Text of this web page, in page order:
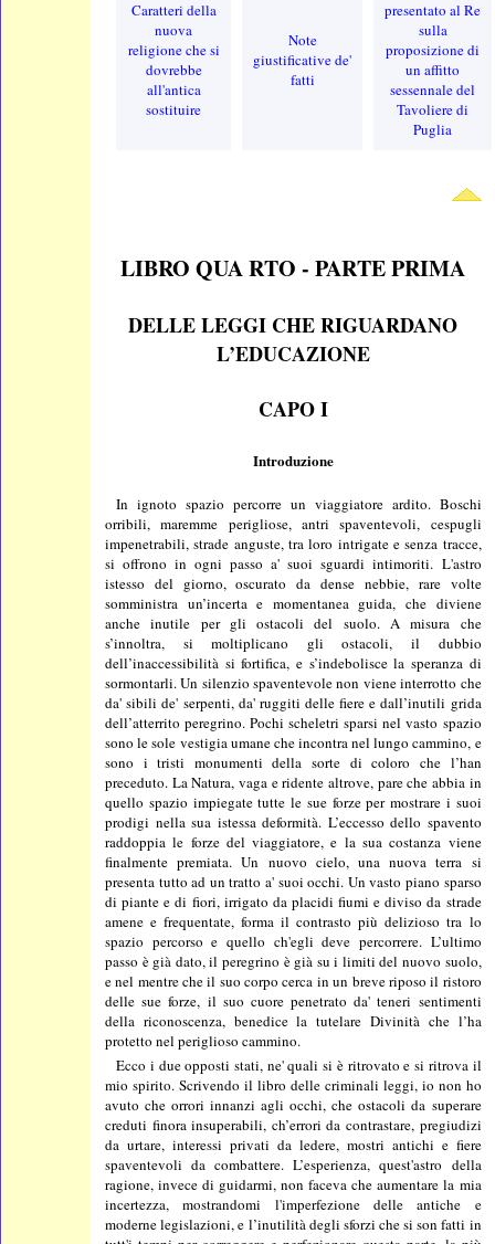
Caratteri della
nuova
religione che si
dovrebbe
all'antica
sostituire
Note
giustificative de'
fatti
presentato al Re
sulla
proposizione di
un affitto
sessennale del
Tavoliere di
Puglia
LIBRO QUA RTO - PARTE PRIMA
DELLE LEGGI CHE RIGUARDANO
L’EDUCAZIONE
CAPO I
Introduzione
In ignoto spazio percorre un viaggiatore ardito. Boschi
orribili, maremme perigliose, antri spaventevoli, cespugli
impenetrabili, strade anguste, tra loro intrigate e senza tracce,
si offrono in ogni passo a' suoi sguardi intimoriti. L'astro
istesso del giorno, oscurato da dense nebbie, rare volte
somministra un’incerta e momentanea guida, che diviene
anche inutile per gli ostacoli del suolo. A misura che
s’innoltra, si moltiplicano gli ostacoli, il dubbio
dell’inaccessibilità si fortifica, e s’indebolisce la speranza di
sormontarli. Un silenzio spaventevole non viene interrotto che
da' sibili de' serpenti, da' ruggiti delle fiere e dall’inutili grida
dell’atterrito peregrino. Pochi scheletri sparsi nel vasto spazio
sono le sole vestigia umane che incontra nel lungo cammino, e
sono i tristi monumenti della sorte di coloro che l’han
preceduto. La Natura, vaga e ridente altrove, pare che abbia in
quello spazio impiegate tutte le sue forze per mostrare i suoi
prodigi nella sua istessa deformità. L’eccesso dello spavento
raddoppia le forze del viaggiatore, e la sua costanza viene
finalmente premiata. Un nuovo cielo, una nuova terra si
presenta tutto ad un tratto a' suoi occhi. Un vasto piano sparso
di piante e di fiori, irrigato da placidi fiumi e diviso da strade
amene e frequentate, forma il contrasto più delizioso tra lo
spazio percorso e quello ch'egli deve percorrere. L’ultimo
passo è già dato, il peregrino è già su i limiti del nuovo suolo,
e nel mentre che il suo corpo cerca in un breve riposo il ristoro
delle sue forze, il suo cuore penetrato da' teneri sentimenti
della riconoscenza, benedice la tutelare Divinità che l’ha
protetto nel periglioso cammino.
Ecco i due opposti stati, ne' quali si è ritrovato e si ritrova il
mio spirito. Scrivendo il libro delle criminali leggi, io non ho
avuto che orrori innanzi agli occhi, che ostacoli da superare
creduti finora insuperabili, ch’errori da contrastare, pregiudizi
da urtare, interessi privati da ledere, mostri antichi e fiere
spaventevoli da combattere. L’esperienza, quest'astro della
ragione, invece di guidarmi, non faceva che aumentare la mia
incertezza, mostrandomi l'imperfezione delle antiche e
moderne legislazioni, e l’inutilità degli sforzi che si son fatti in